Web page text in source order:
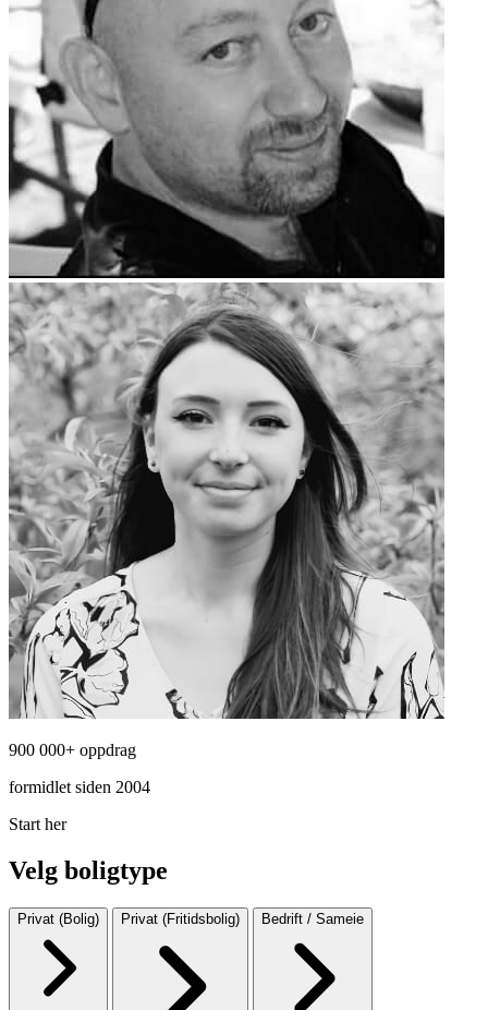
900 000+ oppdrag
formidlet siden 2004
Start her
Velg boligtype
Privat (Bolig) Privat (Fritidsbolig) Bedrift / Sameie